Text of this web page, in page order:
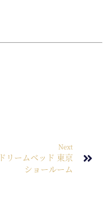
Next
ドリームベッド 東京
ショールーム